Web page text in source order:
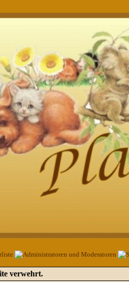
verwehrt.